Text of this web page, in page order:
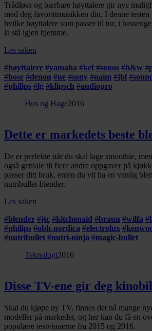
Trådløse og bærbare høyttalere gir nye
med deg favorittmusikken din. I denne
hvilke høyttalere som passer til tur, i
la stå igjen hjemme.
Les saken
#høyttalere #yamaha #kef #sonos #b&w #
#bose #denon #ue #sony #naim #jbl #
#philips #lg #klipsch #audiopro
Hus og Hage2016
Dette er markedets beste
De er perfekte når du skal lage smoothie,
også geniale til flere andre oppgaver på
passer ditt bruk, enten du vil ha en vanlig
nutribullet-blender.
Les saken
#blender #jtc #kitchenaid #braun #wilfa #
#philips #obh-nordica #electrolux #
#nutribullet #nutri-ninja #magic-bullet
Teknologi2016
Disse TV-ene gir deg
Skal du kjøpe ny TV, finnes det nå mange
modeller på markedet, og her kan du få en
populære testvinnerne fra 2015 og 2016.